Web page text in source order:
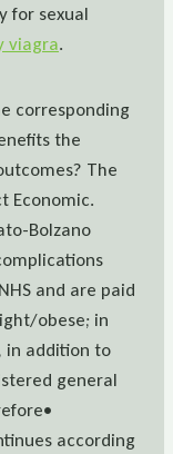
for sexual
viagra.
corresponding
the
The
Economic.
Bolzano
and are paid
obese; in
in addition to
general
according